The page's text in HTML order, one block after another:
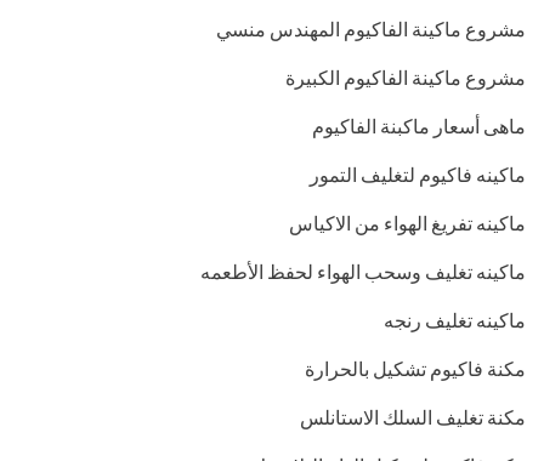
مشروع ماكينة الفاكيوم المهندس منسي
مشروع ماكينة الفاكيوم الكبيرة
ماهى أسعار ماكبنة الفاكيوم
ماكينه فاكيوم لتغليف التمور
ماكينه تفريغ الهواء من الاكياس
ماكينه تغليف وسحب الهواء لحفظ الأطعمه
ماكينه تغليف رنجه
مكنة فاكيوم تشكيل بالحرارة
مكنة تغليف السلك الاستانلس